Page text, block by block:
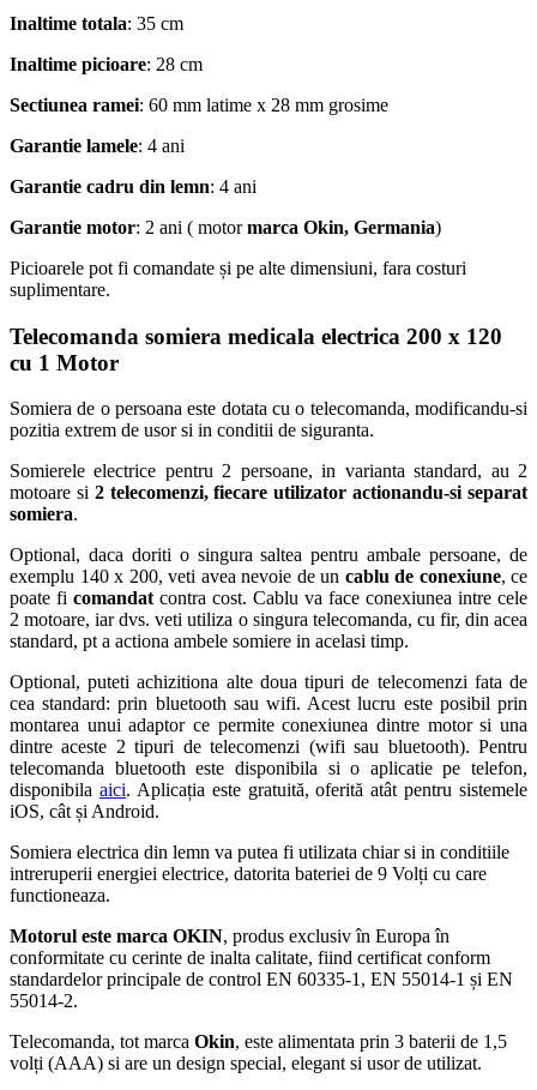
Inaltime totala: 35 cm
Inaltime picioare: 28 cm
Sectiunea ramei: 60 mm latime x 28 mm grosime
Garantie lamele: 4 ani
Garantie cadru din lemn: 4 ani
Garantie motor: 2 ani ( motormarca Okin, Germania)
Picioarele pot fi comandate și pe alte dimensiuni, fara costuri
suplimentare.
Telecomanda somiera medicala electrica 200 x 120
cu 1 Motor
Somiera de o persoana este dotata cu o telecomanda, modificandu-si
pozitia extrem de usor si in conditii de siguranta.
Somierele electrice pentru 2 persoane, in varianta standard, au 2
motoare si 2 telecomenzi, fiecare utilizator actionandu-si separat
somiera.
Optional, daca doriti o singura saltea pentru ambale persoane, de
exemplu 140 x 200, veti avea nevoie de un cablu de conexiune, ce
poate fi comandat contra cost. Cablu va face conexiunea intre cele
2 motoare, iar dvs. veti utiliza o singura telecomanda, cu fir, din acea
standard, pt a actiona ambele somiere in acelasi timp.
Optional, puteti achizitiona alte doua tipuri de telecomenzi fata de
cea standard: prin bluetooth sau wifi. Acest lucru este posibil prin
montarea unui adaptor ce permite conexiunea dintre motor si una
dintre aceste 2 tipuri de telecomenzi (wifi sau bluetooth). Pentru
telecomanda bluetooth este disponibila si o aplicatie pe telefon,
disponibila aici. Aplicația este gratuită, oferită atât pentru sistemele
iOS, cât și Android.
Somiera electrica din lemn va putea fi utilizata chiar si in conditiile
intreruperii energiei electrice, datorita bateriei de 9 Volți cu care
functioneaza.
Motorul este marca OKIN, produs exclusiv în Europa în
conformitate cu cerinte de inalta calitate, fiind certificat conform
standardelor principale de control EN 60335-1, EN 55014-1 și EN
55014-2.
Telecomanda, tot marca Okin, este alimentata prin 3 baterii de 1,5
volți (AAA) si are un design special, elegant si usor de utilizat.